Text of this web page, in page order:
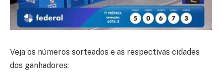
Veja os números sorteados e as respectivas cidades
dos ganhadores: